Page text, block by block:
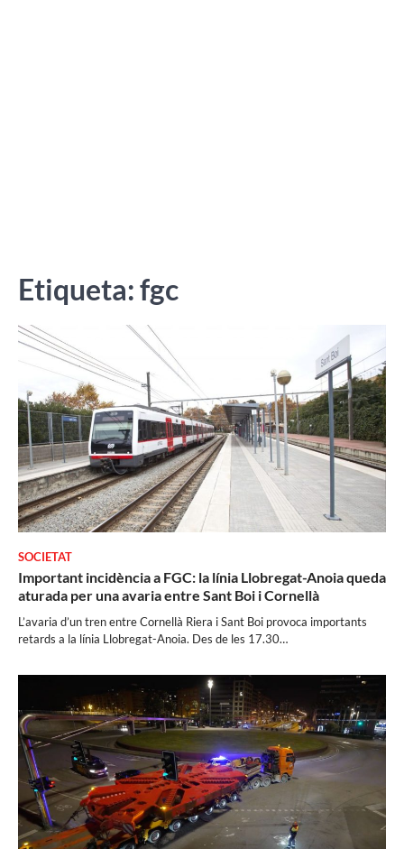
Etiqueta:fgc
SOCIETAT
Important incidència a FGC: la línia Llobregat-Anoia queda
aturada per una avaria entre Sant Boi i Cornellà
L’avaria d’un tren entre Cornellà Riera i Sant Boi provoca importants
retards a la línia Llobregat-Anoia. Des de les 17.30…